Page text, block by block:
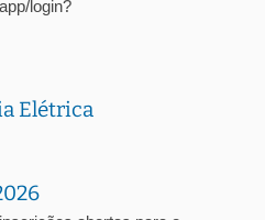
login?
Elétrica